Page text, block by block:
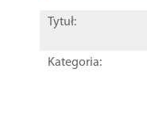
Tytuł:
Kategoria: